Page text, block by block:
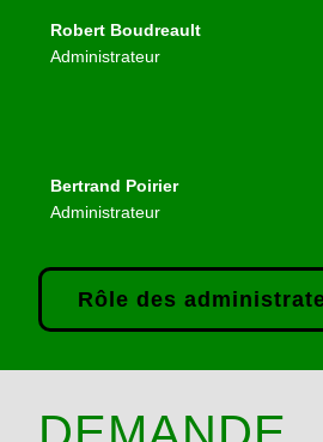
Robert Boudreault
Administrateur
Bertrand Poirier
Administrateur
Rôle des